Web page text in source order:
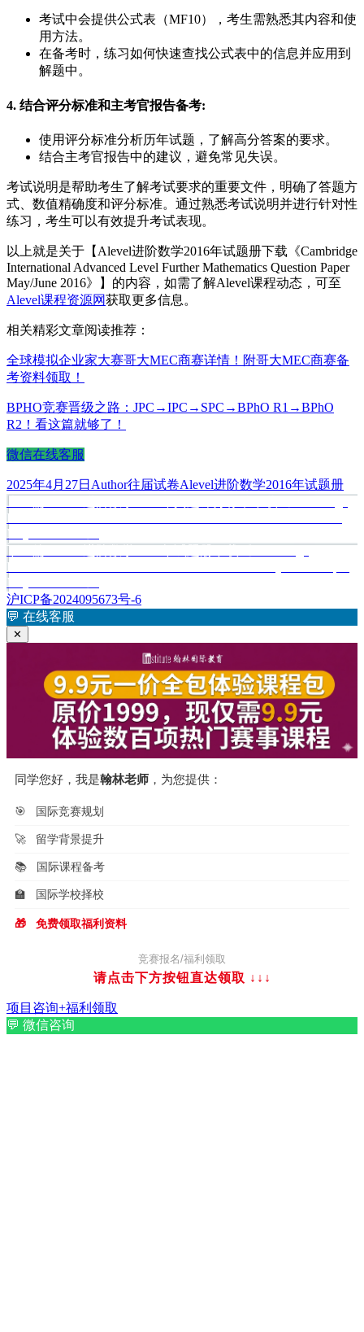
考试中会提供公式表（MF10），考生需熟悉其内容和使
用方法。
在备考时，练习如何快速查找公式表中的信息并应用到
解题中。
4. 结合评分标准和主考官报告备考:
使用评分标准分析历年试题，了解高分答案的要求。
结合主考官报告中的建议，避免常见失误。
考试说明是帮助考生了解考试要求的重要文件，明确了答题方
式、数值精确度和评分标准。通过熟悉考试说明并进行针对性
练习，考生可以有效提升考试表现。
以上就是关于【Alevel进阶数学2016年试题册下载《Cambridge
International Advanced Level Further Mathematics Question Paper
May/June 2016》】的内容，如需了解Alevel课程动态，可至
Alevel课程资源网获取更多信息。
相关精彩文章阅读推荐：
全球模拟企业家大赛哥大MEC商赛详情！附哥大MEC商赛备
考资料领取！
BPHO竞赛晋级之路：JPC→IPC→SPC→BPhO R1→BPhO
R2！看这篇就够了！
微信在线客服
发
于
2025年4月27日 作
Author分
往届试卷标
Alevel进阶数学2016年试题册
文
章
导
航
International Advanced Level Further Mathematics Mark Scheme
May/June 2016》
下一篇
下
章：
International Advanced Level Further Mathematics Question Paper
May/June 2016》
沪ICP备2024095673号-6
💬 在线客服
✕
同学您好，我是翰林老师 ，为您提供：
🎯 国际竞赛规划
🚀 留学背景提升
📚 国际课程备考
🏫 国际学校择校
🎁 免费领取福利资料
竞赛报名/福利领取
请点击下方按钮直达领取 ↓↓↓
项目咨询+福利领取
💬 微信咨询